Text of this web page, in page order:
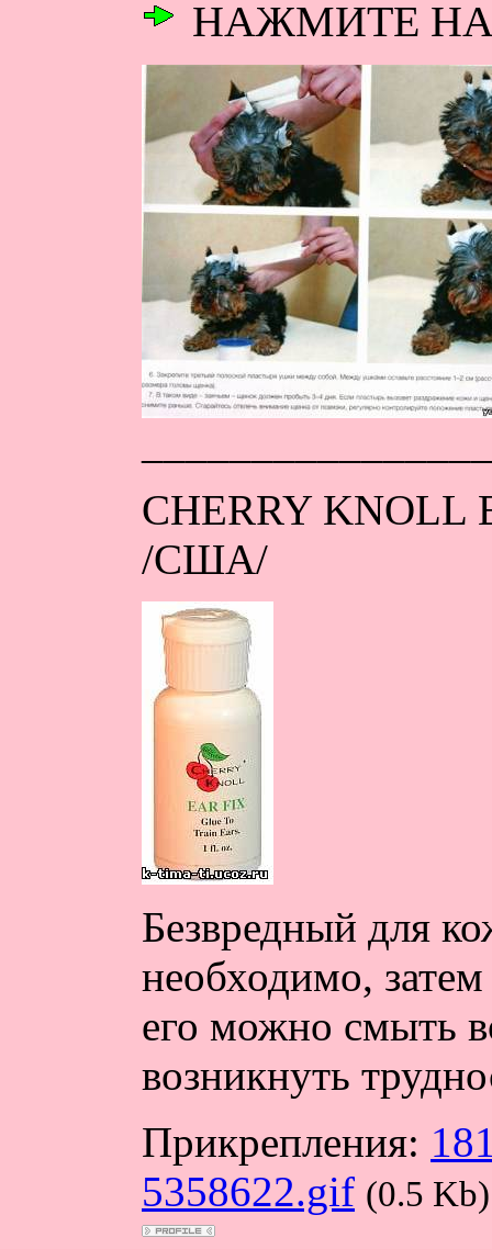
НАЖМИТЕ
CHERRY KNOLL
/США/
Безвредный для
необходимо,
его можно смыть
возникнуть
Прикрепления:
5358622.gif (0.5 Kb)